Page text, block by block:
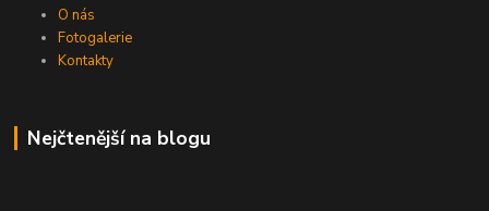
O nás
Fotogalerie
Kontakty
Nejčtenější na blogu